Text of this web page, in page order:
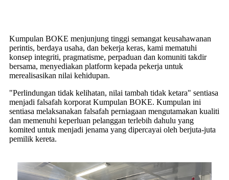
Kumpulan BOKE menjunjung tinggi semangat keusahawanan
perintis, berdaya usaha, dan bekerja keras, kami mematuhi
konsep integriti, pragmatisme, perpaduan dan komuniti takdir
bersama, menyediakan platform kepada pekerja untuk
merealisasikan nilai kehidupan.
"Perlindungan tidak kelihatan, nilai tambah tidak ketara" sentiasa
menjadi falsafah korporat Kumpulan BOKE. Kumpulan ini
sentiasa melaksanakan falsafah perniagaan mengutamakan kualiti
dan memenuhi keperluan pelanggan terlebih dahulu yang
komited untuk menjadi jenama yang dipercayai oleh berjuta-juta
pemilik kereta.